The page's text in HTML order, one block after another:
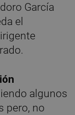
García
el
algunos
pero, no